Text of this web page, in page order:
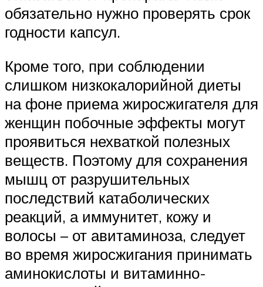
обязательно нужно проверять срок
годности капсул.
Кроме того, при соблюдении
слишком низкокалорийной диеты
на фоне приема жиросжигателя для
женщин побочные эффекты могут
проявиться нехваткой полезных
веществ. Поэтому для сохранения
мышц от разрушительных
последствий катаболических
реакций, а иммунитет, кожу и
волосы – от авитаминоза, следует
во время жиросжигания принимать
аминокислоты и витаминно-